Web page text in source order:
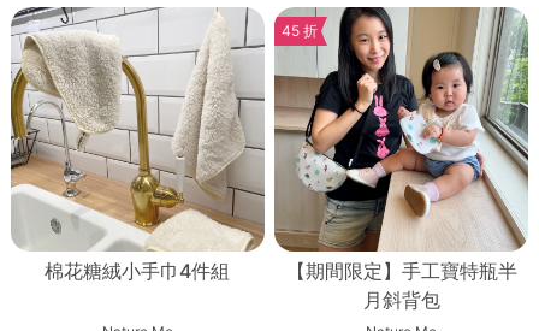
棉花糖絨小手巾4件組
45 折
【期間限定】手工寶特瓶半
月斜背包